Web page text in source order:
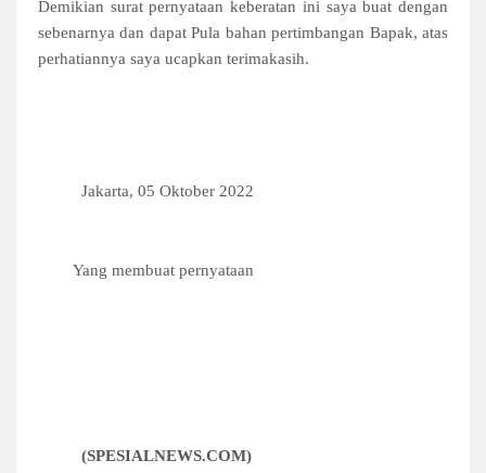
Demikian surat pernyataan keberatan ini saya buat dengan
sebenarnya dan dapat Pula bahan pertimbangan Bapak, atas
perhatiannya saya ucapkan terimakasih.
Jakarta, 05 Oktober 2022
Yang membuat pernyataan
(SPESIALNEWS.COM)